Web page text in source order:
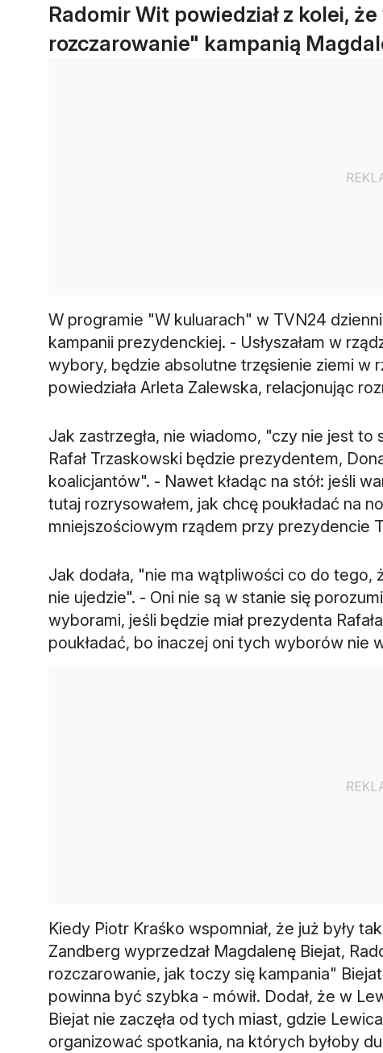
Radomir Wit powiedział z kolei,
rozczarowanie" kampanią
W programie "W kuluarach" w TVN24
kampanii prezydenckiej. - Usłyszałam w
wybory, będzie absolutne trzęsienie ziemi w
powiedziała Arleta Zalewska, relacjonując
Jak zastrzegła, nie wiadomo, "czy nie jest
Rafał Trzaskowski będzie prezydentem,
koalicjantów". - Nawet kładąc na stół: jeśli
tutaj rozrysowałem, jak chcę poukładać na
mniejszościowym rządem przy prezydencie
Jak dodała, "nie ma wątpliwości co do
nie ujedzie". - Oni nie są w stanie się
wyborami, jeśli będzie miał prezydenta
poukładać, bo inaczej oni tych wyborów nie
Kiedy Piotr Kraśko wspomniał, że już były
Zandberg wyprzedzał Magdalenę Biejat,
rozczarowanie, jak toczy się kampania"
powinna być szybka - mówił. Dodał, że w
Biejat nie zaczęła od tych miast, gdzie
organizować spotkania, na których byłoby